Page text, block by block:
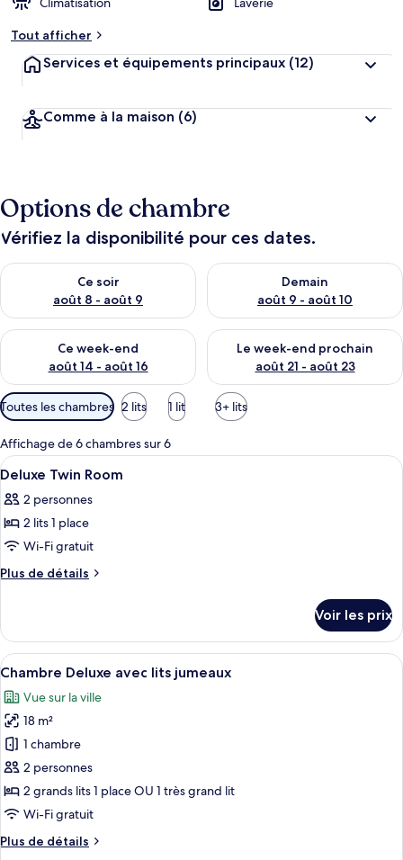
Tout afficher
Services et équipements principaux (12)
Comme à la maison (6)
Options de chambre
Vérifiez la disponibilité pour ces dates.
Ce soir
août 8 - août 9
Vérifier la disponibilité pour ce soir août 8 - août 9
Demain
août 9 - août 10
Vérifier la disponibilité pour
Ce week-end
août 14 - août 16
Vérifier la disponibilité pour ce week-end août 14 - août 16
Le week-end prochain
août 21 - août 23
Vérifier la disponibilité pour
Filtres
disponibles
pour
les
chambres
Toutes les chambres 2 lits 1 lit 3+ lits
Affichage de 6 chambres sur 6
Afficher
toutes
les
photos
pour
ce
chambre :
Deluxe
Twin
Room
Une chambre d’hôtel avec deux lits,
6
Deluxe Twin Room
2 personnes
2 lits 1 place
Wi-Fi gratuit
Plus de détails
Plus
le
type
de
Deluxe
Twin
Room
Voir les prix
Afficher
toutes
les
photos
pour
ce
type
de
chambre :
Chambre
Une chambre d’hôtel avec deux
6
Chambre Deluxe avec lits jumeaux
Vue sur la ville
18 m²
1 chambre
2 personnes
2 grands lits 1 place OU 1 très grand lit
Wi-Fi gratuit
Plus de détails
Plus